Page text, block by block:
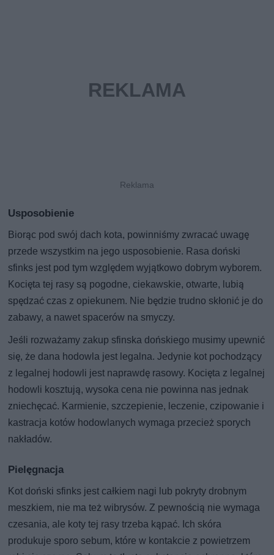
Usposobienie
Biorąc pod swój dach kota, powinniśmy zwracać uwagę
przede wszystkim na jego usposobienie. Rasa doński
sfinks jest pod tym względem wyjątkowo dobrym wyborem.
Kocięta tej rasy są pogodne, ciekawskie, otwarte, lubią
spędzać czas z opiekunem. Nie będzie trudno skłonić je do
zabawy, a nawet spacerów na smyczy.
Jeśli rozważamy zakup sfinska dońskiego musimy upewnić
się, że dana hodowla jest legalna. Jedynie kot pochodzący
z legalnej hodowli jest naprawdę rasowy. Kocięta z legalnej
hodowli kosztują, wysoka cena nie powinna nas jednak
zniechęcać. Karmienie, szczepienie, leczenie, czipowanie i
kastracja kotów hodowlanych wymaga przecież sporych
nakładów.
Pielęgnacja
Kot doński sfinks jest całkiem nagi lub pokryty drobnym
meszkiem, nie ma też wibrysów. Z pewnością nie wymaga
czesania, ale koty tej rasy trzeba kąpać. Ich skóra
produkuje sporo sebum, które w kontakcie z powietrzem